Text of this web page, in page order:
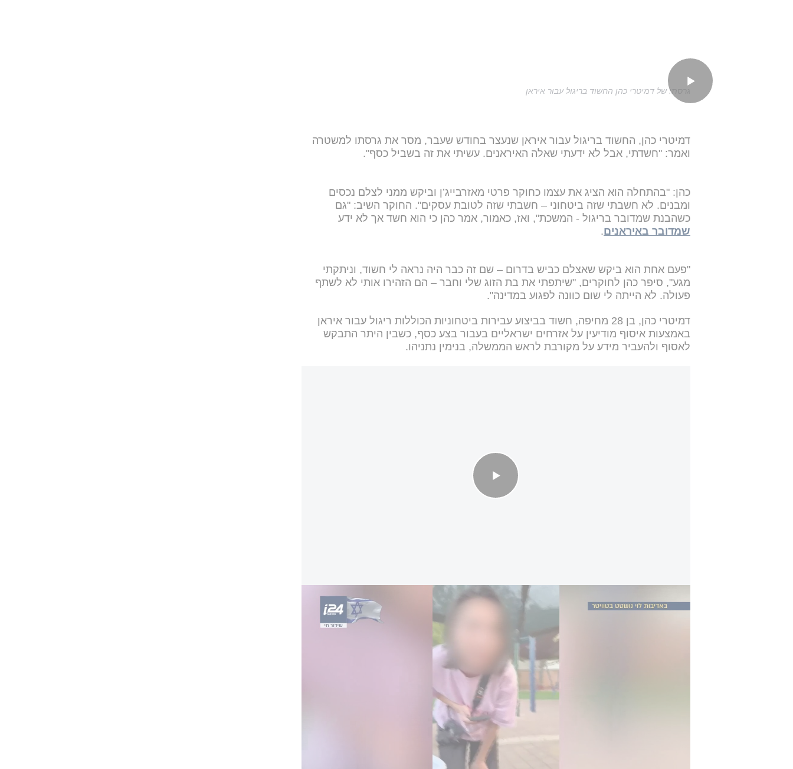
גרסתו של דמיטרי כהן החשוד בריגול עבור איראן
דמיטרי כהן, החשוד בריגול עבור איראן שנעצר בחודש שעבר, מסר את גרסתו למשטרה
ואמר: "חשדתי, אבל לא ידעתי שאלה האיראנים. עשיתי את זה בשביל כסף".
כהן: "בהתחלה הוא הציג את עצמו כחוקר פרטי מאזרבייג’ן וביקש ממני לצלם נכסים
ומבנים. לא חשבתי שזה ביטחוני – חשבתי שזה לטובת עסקים". החוקר השיב: "גם
כשהבנת שמדובר בריגול - המשכת", ואז, כאמור, אמר כהן כי הוא חשד אך לא ידע
שמדובר באיראנים.
"פעם אחת הוא ביקש שאצלם כביש בדרום – שם זה כבר היה נראה לי חשוד, וניתקתי
מגע", סיפר כהן לחוקרים, "שיתפתי את בת הזוג שלי וחבר – הם הזהירו אותי לא לשתף
פעולה. לא הייתה לי שום כוונה לפגוע במדינה".
דמיטרי כהן, בן 28 מחיפה, חשוד בביצוע עבירות ביטחוניות הכוללות ריגול עבור איראן
באמצעות איסוף מודיעין על אזרחים ישראליים בעבור בצע כסף, כשבין היתר התבקש
לאסוף ולהעביר מידע על מקורבת לראש הממשלה, בנימין נתניהו.
פרשיות ריגול - בעיצומה של מלחמה: קרובי המשפחה של החשודים שנחשפו מדברים
במסגרת פעילות משותפת של מחוז חוף מהיחידה המרכזית (ימ"ר חוף) ושב"כ, נעצר
בחודש שעבר כהן. מהחקירה עולה, כי הוא ביצע מספר
משימות עיקוב
ישראלים שאת פרטיהם קיבל ממפעילו האיראני ובמסגרת זו צילם את סביבת מגוריהם
והעביר את תמונות הבתים של מושאי המעקב למפעילו. כמו כן, העביר למפעילי צילומים
של נסיעות שונות ברחבי הארץ.
עוד העלתה החקירה, כי לטובת קיום קשר חשאי עם המפעיל, השמיש כהן טלפון מבצעי.
בעבור ביצוע המשימות הביטחוניות קיבל כהן כספים במטבעות קריפטוגרפיים, כאשר
עבור כל משימה עלה כי יתוגמל בסכום של כ-500 דולר ועד עתה הועברו לכיסו אלפי